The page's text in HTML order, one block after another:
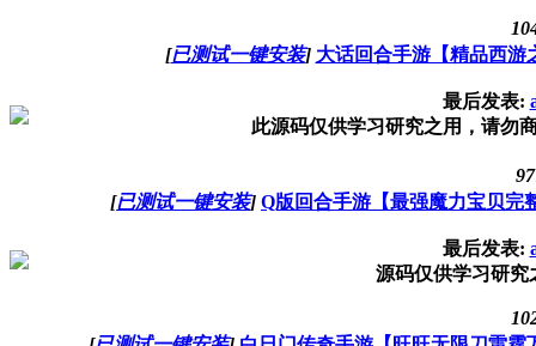
[已测试一键安装] 大话回合手游【精品西游
最后发表:
此源码仅供学习研究之用，请勿
[已测试一键安装] Q版回合手游【最强魔力宝贝完
最后发表:
源码仅供学习研究